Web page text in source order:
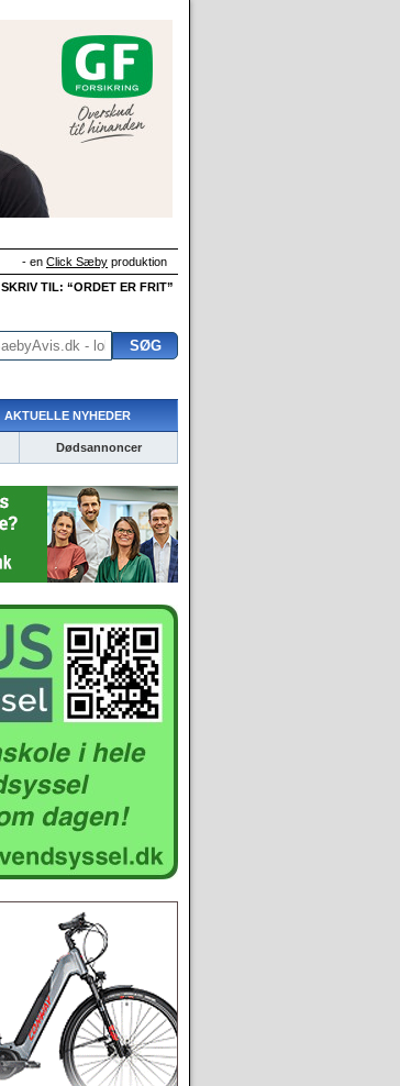
- en Click Sæby produktion
SKRIV TIL: “ORDET ER FRIT”
AKTUELLE NYHEDER
Dødsannoncer